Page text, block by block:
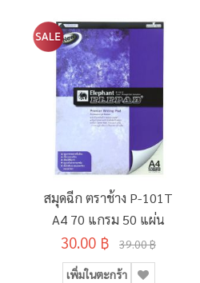
สมุดฉีก ตราช้าง P-101T
A4 70 แกรม 50 แผ่น
30.00 ฿ 39.00 ฿
เพิ่มในตะกร้า